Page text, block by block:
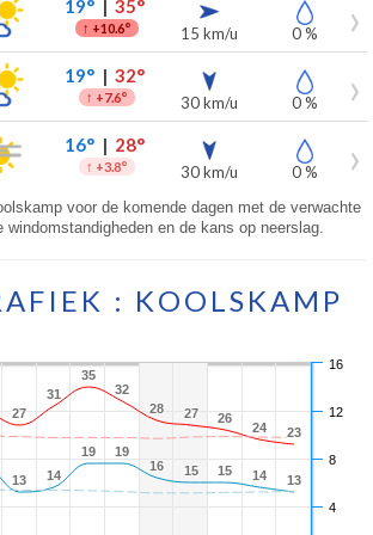
19°| 35°
↑ +10.6° 15 km/u 0 %
19°| 32°
↑ +7.6° 30 km/u 0 %
16°| 28°
↑ +3.8° 30 km/u 0 %
voor de komende dagen met de verwachte
windomstandigheden en de kans op neerslag.
: KOOLSKAMP
27
27
31
31
35
35
32
32
28
28 27
27 26
26
24
24 23
23
13
13 14
14
19
19 19
19
16
16 15
15 15
15 14
14 13
13
4
8
12
16